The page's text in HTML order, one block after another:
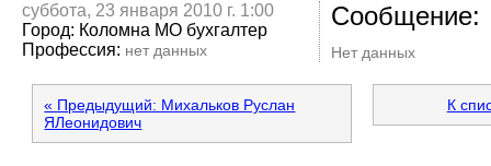
Сообщение:
Нет данных
суббота, 23 января 2010 г. 1:00
Город: Коломна МО бухгалтер
Профессия: нет данных
« Предыдущий: Михальков Руслан
ЯЛеонидович
К